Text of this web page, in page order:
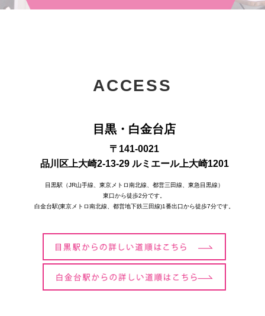
ACCESS
目黒・白金台店
〒141-0021
品川区上大崎2-13-29 ルミエール上大崎1201
目黒駅（JR山手線、東京メトロ南北線、都営三田線、東急目黒線）
東口から徒歩2分です。
白金台駅(東京メトロ南北線、都営地下鉄三田線)1番出口から徒歩7分です。